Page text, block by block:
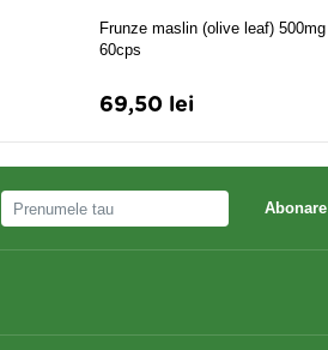
Frunze maslin (olive leaf) 500mg
60cps
69,50 lei
Abonare